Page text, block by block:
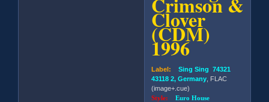
Clover
(CDM)
1996
Label: Sing Sing 74321
43118 2, Germany , FLAC
(image+.cue)
Style:
Euro House